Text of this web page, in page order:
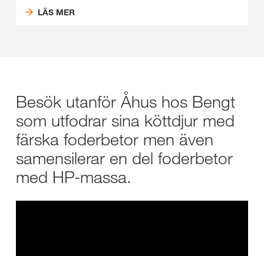
LÄS MER
Besök utanför Åhus hos Bengt
som utfodrar sina köttdjur med
färska foderbetor men även
samensilerar en del foderbetor
med HP-massa.